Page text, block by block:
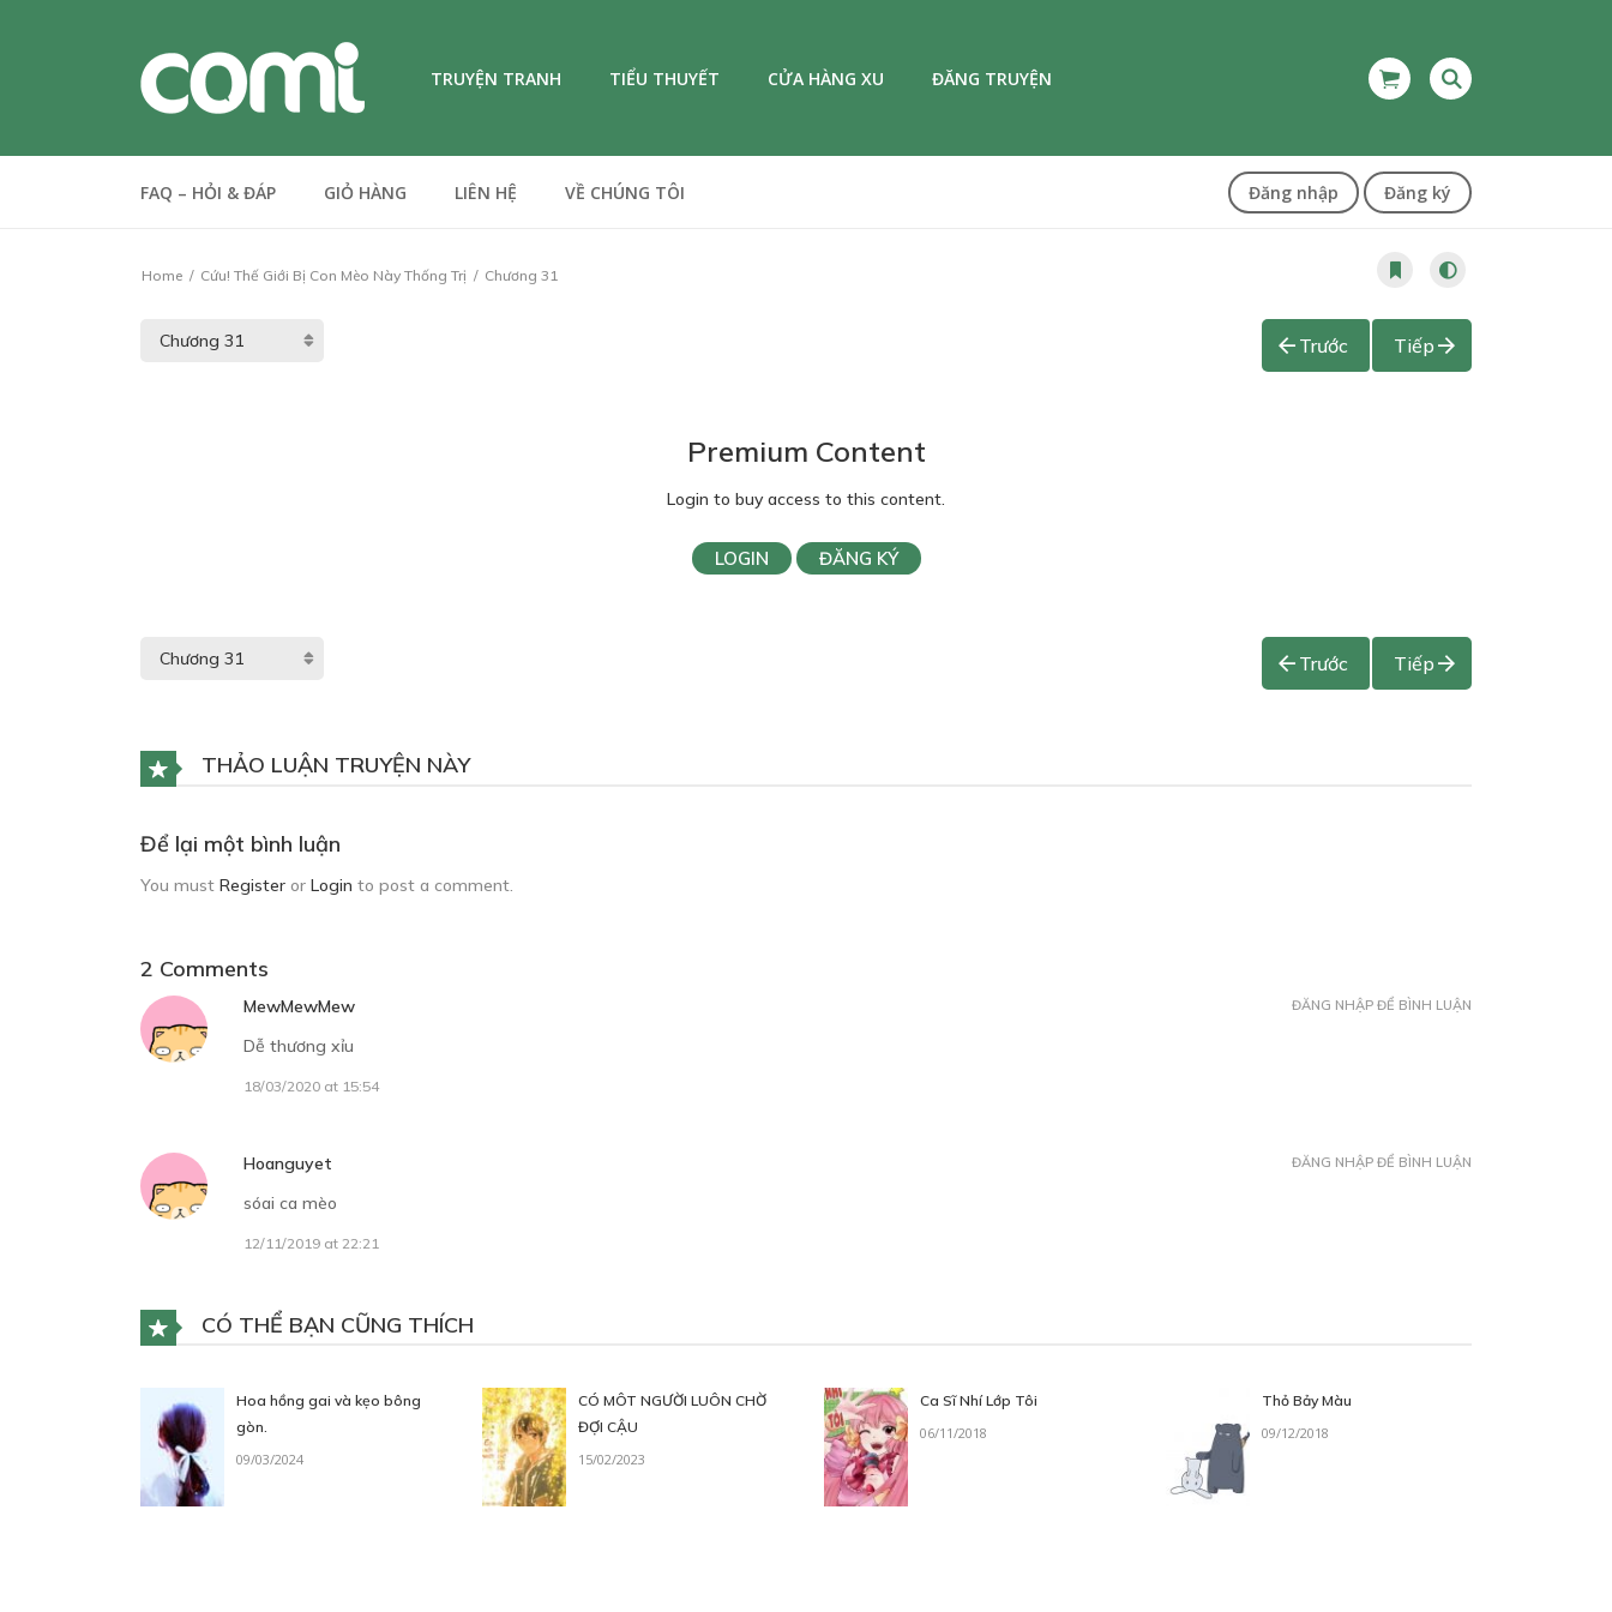
TRUYỆN TRANH TIỂU THUYẾT CỬA HÀNG XU ĐĂNG TRUYỆN
FAQ – HỎI & ĐÁP GIỎ HÀNG LIÊN HỆ VỀ CHÚNG TÔI Đăng nhập Đăng ký
Home Cứu! Thế Giới Bị Con Mèo Này Thống Trị Chương 31
Trước Tiếp
Premium Content
Login to buy access to this content.
LOGIN ĐĂNG KÝ
Trước Tiếp
THẢO LUẬN TRUYỆN NÀY
Để lại một bình luận
You must Register or Login to post a comment.
2 Comments
MewMewMew
Dễ thương xỉu
18/03/2020 at 15:54
ĐĂNG NHẬP ĐỂ BÌNH LUẬN
Hoanguyet
sóai ca mèo
12/11/2019 at 22:21
ĐĂNG NHẬP ĐỂ BÌNH LUẬN
CÓ THỂ BẠN CŨNG THÍCH
Hoa hồng gai và kẹo bông
gòn.
09/03/2024
CÓ MÔT NGƯỜI LUÔN CHỜ
ĐỢI CẬU
15/02/2023
Ca Sĩ Nhí Lớp Tôi
06/11/2018
Thỏ Bảy Màu
09/12/2018